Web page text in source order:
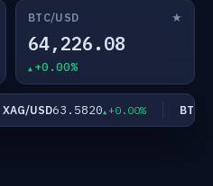
BTC/USD ★
64,226.08
+0.00%
XAG/USD63.5820 +0.00% BTC/